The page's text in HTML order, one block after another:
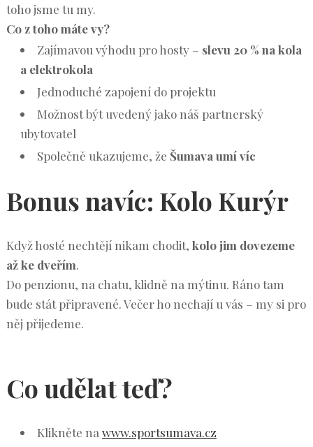
toho jsme tu my.
Co z toho máte vy?
Zajímavou výhodu pro hosty – slevu 20 % na kola
a elektrokola
Jednoduché zapojení do projektu
Možnost být uvedený jako náš partnerský
ubytovatel
Společně ukazujeme, že Šumava umí víc
Bonus navíc: Kolo Kurýr
Když hosté nechtějí nikam chodit, kolo jim dovezeme
až ke dveřím.
Do penzionu, na chatu, klidně na mýtinu. Ráno tam
bude stát připravené. Večer ho nechají u vás – my si pro
něj přijedeme.
Co udělat teď?
Klikněte na www.sportsumava.cz